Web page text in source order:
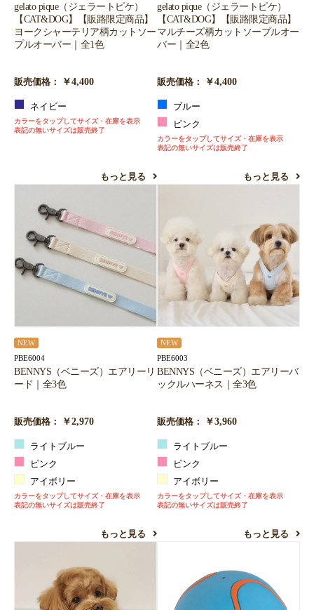
gelato pique（ジェラートピケ）
【CAT&DOG】【販路限定商品】
ヨークシャーテリア柄カットソー
プルオーバー｜全1色
販売価格： ￥4,400
ネイビー
カラーをタップしてサイズ・在庫を表示
表記の無いサイズは販売終了
もっと見る
gelato pique（ジェラートピケ）
【CAT&DOG】【販路限定商品】
マルチーズ柄カットソープルオー
バー｜全2色
販売価格： ￥4,400
ブルー
ピンク
カラーをタップしてサイズ・在庫を表示
表記の無いサイズは販売終了
もっと見る
NEW
PBE6004
BENNYS（ベニーズ）エアリーリ
ード｜全3色
販売価格： ￥2,970
ライトブルー
ピンク
アイボリー
カラーをタップしてサイズ・在庫を表示
表記の無いサイズは販売終了
もっと見る
NEW
PBE6003
BENNYS（ベニーズ）エアリーバ
ックルハーネス｜全3色
販売価格： ￥3,960
ライトブルー
ピンク
アイボリー
カラーをタップしてサイズ・在庫を表示
表記の無いサイズは販売終了
もっと見る